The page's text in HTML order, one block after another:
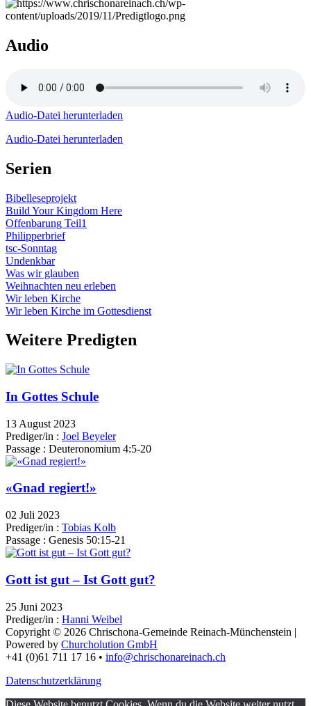
Audio
Audio-Datei herunterladen
Audio-Datei herunterladen
Serien
Bibelleseprojekt
Build Your Kingdom Here
Offenbarung Teil1
Philipperbrief
tsc-Sonntag
Undenkbar
Was wir glauben
Weihnachten neu erleben
Wir leben Kirche
Wir leben Kirche im Gottesdienst
Weitere Predigten
In Gottes Schule
13 August 2023
Prediger/in : Joel Beyeler
Passage : Deuteronomium 4:5-20
«Gnad regiert!»
02 Juli 2023
Prediger/in : Tobias Kolb
Passage : Genesis 50:15-21
Gott ist gut – Ist Gott gut?
25 Juni 2023
Prediger/in : Hanni Weibel
Copyright © 2026 Chrischona-Gemeinde Reinach-Münchenstein |
Powered by Churcholution GmbH
+41 (0)61 711 17 16 • info@chrischonareinach.ch
Datenschutzerklärung